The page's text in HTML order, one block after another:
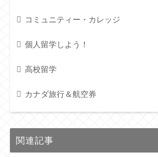
コミュニティー・カレッジ
個人留学しよう！
高校留学
カナダ旅行＆航空券
関連記事